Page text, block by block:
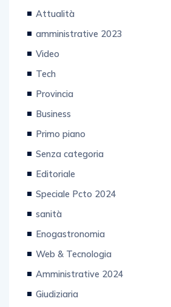
Attualità
amministrative 2023
Video
Tech
Provincia
Business
Primo piano
Senza categoria
Editoriale
Speciale Pcto 2024
sanità
Enogastronomia
Web & Tecnologia
Amministrative 2024
Giudiziaria